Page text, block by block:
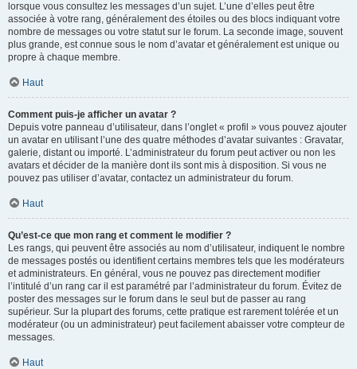
lorsque vous consultez les messages d’un sujet. L’une d’elles peut être
associée à votre rang, généralement des étoiles ou des blocs indiquant votre
nombre de messages ou votre statut sur le forum. La seconde image, souvent
plus grande, est connue sous le nom d’avatar et généralement est unique ou
propre à chaque membre.
Haut
Comment puis-je afficher un avatar ?
Depuis votre panneau d’utilisateur, dans l’onglet « profil » vous pouvez ajouter
un avatar en utilisant l’une des quatre méthodes d’avatar suivantes : Gravatar,
galerie, distant ou importé. L’administrateur du forum peut activer ou non les
avatars et décider de la manière dont ils sont mis à disposition. Si vous ne
pouvez pas utiliser d’avatar, contactez un administrateur du forum.
Haut
Qu’est-ce que mon rang et comment le modifier ?
Les rangs, qui peuvent être associés au nom d’utilisateur, indiquent le nombre
de messages postés ou identifient certains membres tels que les modérateurs
et administrateurs. En général, vous ne pouvez pas directement modifier
l’intitulé d’un rang car il est paramétré par l’administrateur du forum. Évitez de
poster des messages sur le forum dans le seul but de passer au rang
supérieur. Sur la plupart des forums, cette pratique est rarement tolérée et un
modérateur (ou un administrateur) peut facilement abaisser votre compteur de
messages.
Haut